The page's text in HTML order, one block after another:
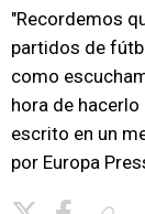
"Recordemos
partidos de
como
hora de
escrito en un
por Europa